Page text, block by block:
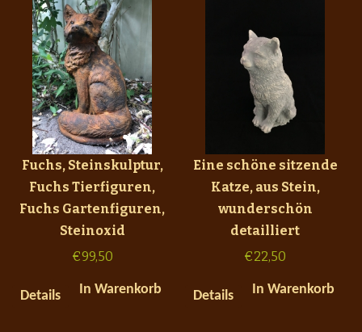
Fuchs, Steinskulptur,
Fuchs Tierfiguren,
Fuchs Gartenfiguren,
Steinoxid
€99,50
Details In Warenkorb
Eine schöne sitzende
Katze, aus Stein,
wunderschön
detailliert
€22,50
Details In Warenkorb